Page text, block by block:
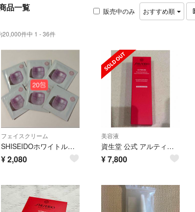
品一覧 販売中のみ おすすめ順
20,000件中 1 - 36件
フェイスクリーム
SHISEIDOホワイトルーセントオーバーナイトクリーム 美白クリーム 20包
¥2,080
美容液
資生堂 公式 アルティミューン パワライジングセラム 75ml 本体 美容液
¥7,800